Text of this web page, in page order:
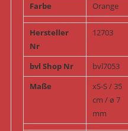
Farbe
Orange
Hersteller
Nr
12703
bvl Shop Nr
bvl7053
Maße
xS-S / 35
cm / ø 7
mm